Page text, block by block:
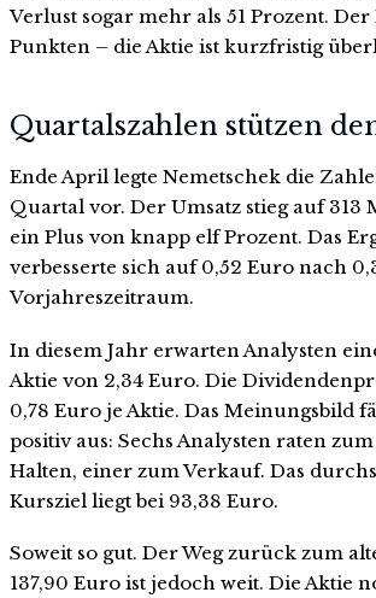
Verlust sogar mehr als 51 Prozent. Der
Punkten – die Aktie ist kurzfristig
Quartalszahlen stützen
Ende April legte Nemetschek die
Quartal vor. Der Umsatz stieg auf 313
ein Plus von knapp elf Prozent. Das
verbesserte sich auf 0,52 Euro nach
Vorjahreszeitraum.
In diesem Jahr erwarten Analysten
Aktie von 2,34 Euro. Die
0,78 Euro je Aktie. Das Meinungsbild
positiv aus: Sechs Analysten raten
Halten, einer zum Verkauf. Das
Kursziel liegt bei 93,38 Euro.
Soweit so gut. Der Weg zurück zum
137,90 Euro ist jedoch weit. Die Aktie